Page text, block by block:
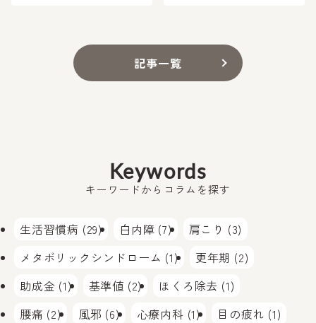
記事一覧
Keywords
キーワードからコラムを探す
生活習慣病 (29) 白内障 (7)
肩こり (3)
メタボリックシンドローム (1)
更年期 (2)
助成金 (1)
基準値 (2)
ほくろ除去 (1)
腰痛 (2)
風邪 (6) 心療内科 (1)
目の疲れ (1)